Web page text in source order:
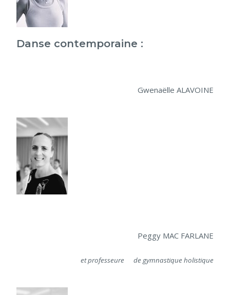
Danse contemporaine :
Gwenaëlle ALAVOINE
Peggy MAC FARLANE
et professeure de gymnastique holistique